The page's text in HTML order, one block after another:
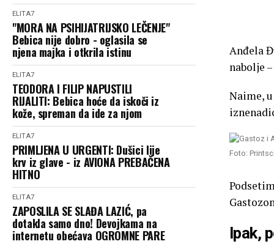
ELITA7
"MORA NA PSIHIJATRIJSKO LEČENJE"
Bebica nije dobro - oglasila se
njena majka i otkrila istinu
ELITA7
TEODORA I FILIP NAPUSTILI
RIJALITI: Bebica hoće da iskoči iz
kože, spreman da ide za njom
ELITA7
PRIMLJENA U URGENTI: Dušici lije
krv iz glave - iz AVIONA PREBAČENA
HITNO
ELITA7
ZAPOSLILA SE SLAĐA LAZIĆ, pa
dotakla samo dno! Devojkama na
internetu obećava OGROMNE PARE
Anđela
nabolje
Naime,
Foto:
Ipak,